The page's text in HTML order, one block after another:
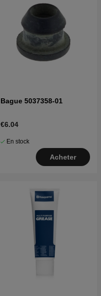
Bague 5037358-01
€6.04
En stock
Acheter